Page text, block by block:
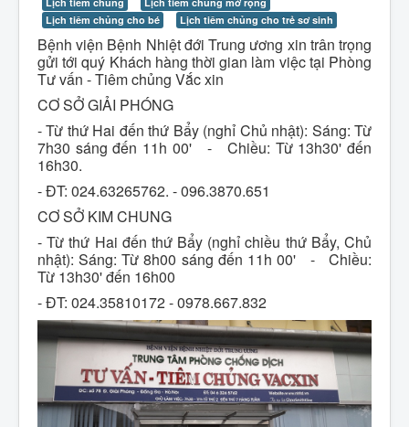
Thực Phẩm
VietNam
Liên Hệ
Lịch tiêm chủng cho bé
Lịch tiêm chủng cho trẻ sơ sinh
Bệnh viện Bệnh Nhiệt đới Trung ương xin trân trọng
gửi tới quý Khách hàng thời gian làm việc tại Phòng
Tư vấn - Tiêm chủng Vắc xin
CƠ SỞ GIẢI PHÓNG
- Từ thứ Hai đến thứ Bẩy (nghỉ Chủ nhật): Sáng: Từ
7h30 sáng đến 11h 00' - Chiều: Từ 13h30' đến
16h30.
- ĐT: 024.63265762. - 096.3870.651
CƠ SỞ KIM CHUNG
- Từ thứ Hai đến thứ Bẩy (nghỉ chiều thứ Bẩy, Chủ
nhật): Sáng: Từ 8h00 sáng đến 11h 00' - Chiều:
Từ 13h30' đến 16h00
- ĐT: 024.35810172 - 0978.667.832